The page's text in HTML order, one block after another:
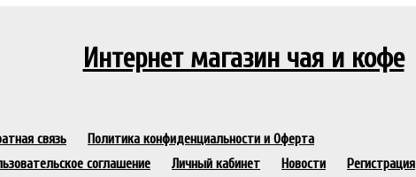
Интернет магазин чая и кофе
связь
Политика конфиденциальности и Оферта
соглашение
Личный кабинет Новости Регистрация